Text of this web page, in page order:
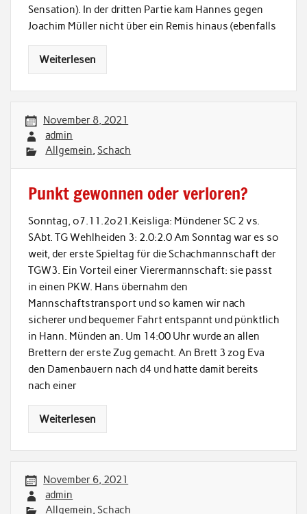
Sensation). In der dritten Partie kam Hannes gegen
Joachim Müller nicht über ein Remis hinaus (ebenfalls
Weiterlesen
November 8, 2021
admin
Allgemein,Schach
Punkt gewonnen oder verloren?
Sonntag, o7.11.2o21.Keisliga: Mündener SC 2 vs.
SAbt. TG Wehlheiden 3: 2.0:2.0 Am Sonntag war es so
weit, der erste Spieltag für die Schachmannschaft der
TGW3. Ein Vorteil einer Vierermannschaft: sie passt
in einen PKW. Hans übernahm den
Mannschaftstransport und so kamen wir nach
sicherer und bequemer Fahrt entspannt und pünktlich
in Hann. Münden an. Um 14:00 Uhr wurde an allen
Brettern der erste Zug gemacht. An Brett 3 zog Eva
den Damenbauern nach d4 und hatte damit bereits
nach einer
Weiterlesen
November 6, 2021
admin
Allgemein,Schach